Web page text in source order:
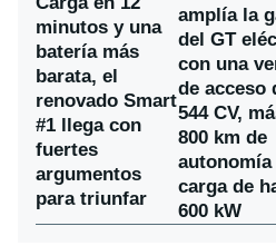
minutos y una
batería más
barata, el
renovado Smart
#1 llega con
fuertes
argumentos
para triunfar
amplía la
del GT
con una
de acceso
544 CV,
800 km de
autonomía
carga de
600 kW